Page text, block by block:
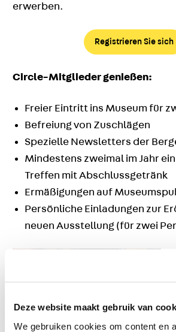
Deze website maakt gebruik van
We gebruiken cookies om content en
erwerben.
Registrieren Sie sich
Circle-Mitglieder genießen:
Freier Eintritt ins Museum für
Befreiung von Zuschlägen
Spezielle Newsletters der
Mindestens zweimal im Jahr
Treffen mit Abschlussgetränk
Ermäßigungen auf
Persönliche Einladungen zur
neuen Ausstellung (für zwei